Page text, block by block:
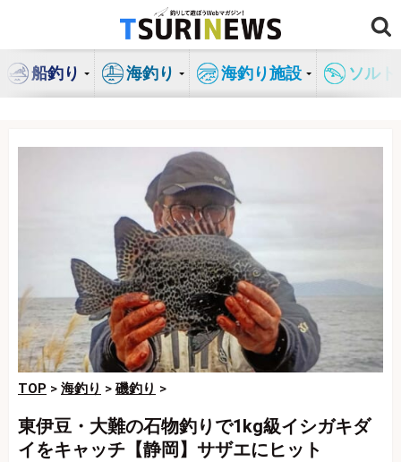
ン
船釣り 海釣り 海釣り施設 ソル
TOP > 海釣り > 磯釣り >
東伊豆・大難の石物釣りで1kg級イシガキダ
イをキャッチ【静岡】サザエにヒット